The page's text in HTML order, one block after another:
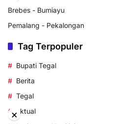
Brebes - Bumiayu
Pemalang - Pekalongan
Tag Terpopuler
Bupati Tegal
Berita
Tegal
aktual
×